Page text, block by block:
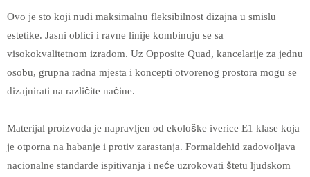
Ovo je sto koji nudi maksimalnu fleksibilnost dizajna u smislu
estetike. Jasni oblici i ravne linije kombinuju se sa
visokokvalitetnom izradom. Uz Opposite Quad, kancelarije za jednu
osobu, grupna radna mjesta i koncepti otvorenog prostora mogu se
dizajnirati na različite načine.
Materijal proizvoda je napravljen od ekološke iverice E1 klase koja
je otporna na habanje i protiv zarastanja. Formaldehid zadovoljava
nacionalne standarde ispitivanja i neće uzrokovati štetu ljudskom